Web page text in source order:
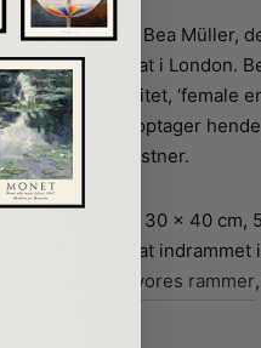
Muller eller Bea Müller,
til dagligt bosat i London.
som diversitet, ‘female
emner, der optager
mor og kunstner.
A5, 30 x 40 cm,
at få din plakat indrammet
alle vores rammer